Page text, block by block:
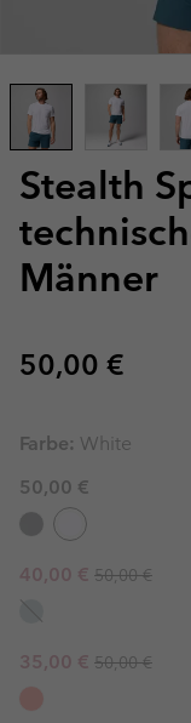
Stealth
Männer
Regular price:
50,00 €
Farbe: White
50,00 €
Sale price:
40,00 € Regular price:
50,00 €
Sale price:
35,00 € Regular price:
50,00 €